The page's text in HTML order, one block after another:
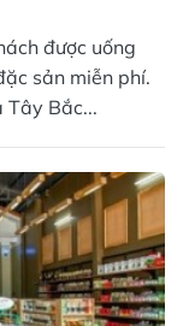
được uống
sản miễn phí.
Tây Bắc...